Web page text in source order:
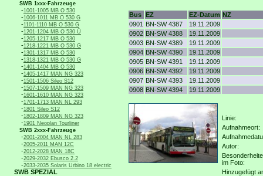
SWB 1xxx-Fahrzeuge
-1001-1005 MB O 530
-1006-1011 MB O 530 G
-1101-1110 MB O 530 G
-1201-1204 MB O 530 Ü
-1205-1217 MB O 530
-1218-1221 MB O 530 G
-1301-1317 MB O 530
-1318-1321 MB O 530 G
-1401-1404 MB O 530
-1405-1417 MAN NG 323
-1501-1506 Sileo S12
-1507-1509 MAN NG 323
-1601-1610 MAN NG 323
-1701-1713 MAN NL 293
-1801 Sileo S12
-1802-1809 MAN NG 323
-1901 Neoplan Tourliner
SWB 2xxx-Fahrzeuge
-2001-2004 MAN NL 283
-2005-2011 MAN 12C
-2012-2028 MAN 18C
-2029-2032 Ebusco 2.2
-2033-2035 Solaris Urbino 18 electric
SWB SPEZIAL
Bus EZ EZ-Datum NZ
0901 BN-SW 4387
19.11.2009
0902 BN-SW 4388
19.11.2009
0903 BN-SW 4389
19.11.2009
0904 BN-SW 4390
19.11.2009
0905 BN-SW 4391
19.11.2009
0906 BN-SW 4392
19.11.2009
0907 BN-SW 4393
19.11.2009
0908 BN-SW 4394 19.11.2009
Linie:
Aufnahmeort:
Autor:
im Foto:
Hinzugefügt